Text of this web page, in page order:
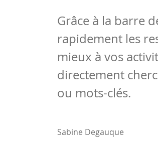
Grâce à la barre
rapidement les
mieux à vos
directement
ou mots-clés.
Sabine Degauque